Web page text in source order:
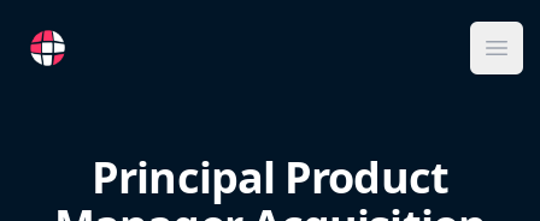
RemoteFR
Principal Product